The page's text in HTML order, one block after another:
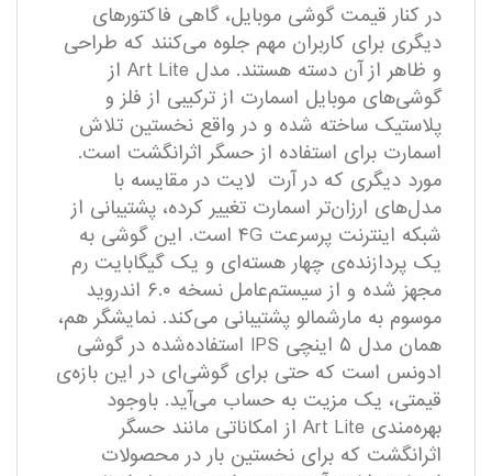
در کنار قیمت گوشی موبایل، گاهی فاکتورهای
دیگری برای کاربران مهم جلوه می‌کنند که طراحی
و ظاهر از آن دسته هستند. مدل Art Lite از
گوشی‌های موبایل اسمارت از ترکیبی از فلز و
پلاستیک ساخته شده‌ و در واقع نخستین تلاش
اسمارت برای استفاده از حسگر اثرانگشت است.
مورد دیگری که در آرت لایت در مقایسه با
مدل‌های ارزان‌تر اسمارت تغییر کرده، پشتیبانی از
شبکه اینترنت پرسرعت ۴G است. این گوشی به
یک پردازنده‌ی چهار هسته‌ای و یک گیگابایت رم
مجهز شده و از سیستم‌عامل نسخه ۶.۰ اندروید
موسوم به مارشمالو پشتیبانی می‌کند. نمایشگر هم،
همان مدل ۵ اینچی IPS استفاده‌شده در گوشی
ادونس است که حتی برای گوشی‌ای در این بازه‌ی
قیمتی، یک مزیت به حساب می‌آید. باوجود
بهره‌مندی Art Lite از امکاناتی مانند حسگر
اثرانگشت که برای نخستین بار در محصولات